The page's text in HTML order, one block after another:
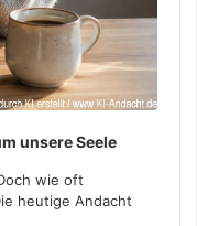
unsere Seele
wie oft
heutige Andacht